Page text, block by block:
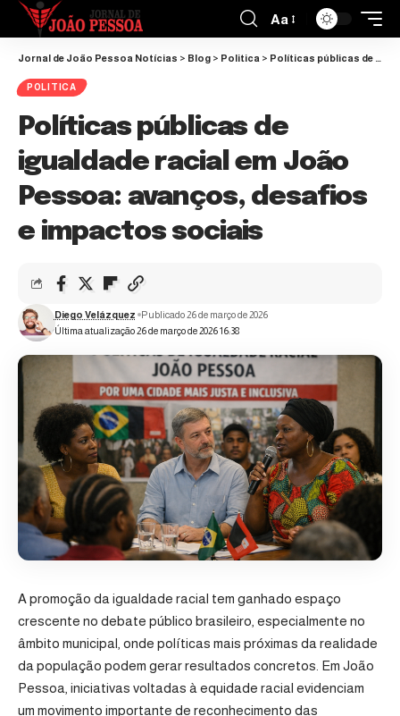
Aa
Jornal de João Pessoa Notícias > Blog > Politica > Políticas públicas de igualdade racial em João Pessoa: avanços, desafios e impactos sociais
POLITICA
Políticas públicas de
igualdade racial em João
Pessoa: avanços, desafios
e impactos sociais
Última atualização 26 de março de 2026 16:38
Diego Velázquez Publicado 26 de março de 2026
A promoção da igualdade racial tem ganhado espaço
crescente no debate público brasileiro, especialmente no
âmbito municipal, onde políticas mais próximas da realidade
da população podem gerar resultados concretos. Em João
Pessoa, iniciativas voltadas à equidade racial evidenciam
um movimento importante de reconhecimento das